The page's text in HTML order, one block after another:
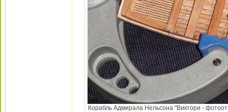
Корабль Адмирала Нельсона "Виктори -